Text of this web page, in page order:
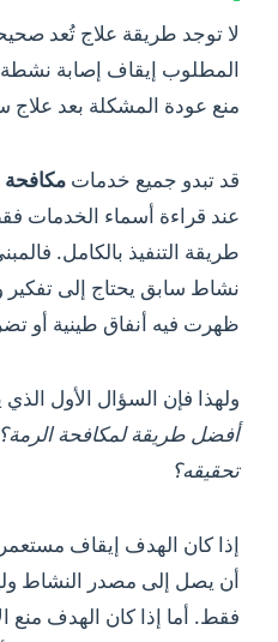
لا توجد طريقة علاج تُعد
المطلوب إيقاف إصابة
منع عودة المشكلة بعد علاج
قد تبدو جميع خدمات
عند قراءة أسماء الخدمات
طريقة التنفيذ بالكامل.
نشاط سابق يحتاج إلى
ظهرت فيه أنفاق طينية أو
ولهذا فإن السؤال الأول
أفضل طريقة لمكافحة الرمة؟
تحقيقه؟
إذا كان الهدف إيقاف
أن يصل إلى مصدر النشاط
فقط. أما إذا كان الهدف منع